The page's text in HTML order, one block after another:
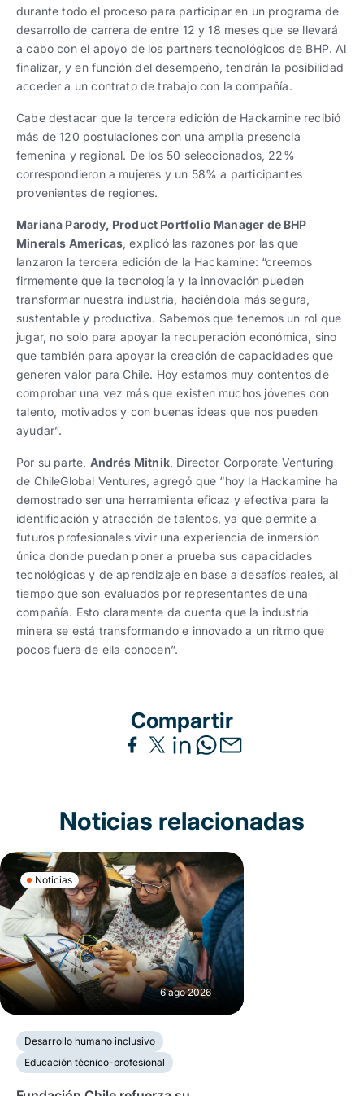
durante todo el proceso para participar en un programa de
desarrollo de carrera de entre 12 y 18 meses que se llevará
a cabo con el apoyo de los partners tecnológicos de BHP. Al
finalizar, y en función del desempeño, tendrán la posibilidad
acceder a un contrato de trabajo con la compañía.
Cabe destacar que la tercera edición de Hackamine recibió
más de 120 postulaciones con una amplia presencia
femenina y regional. De los 50 seleccionados, 22%
correspondieron a mujeres y un 58% a participantes
provenientes de regiones.
Mariana Parody, Product Portfolio Manager de BHP
Minerals Americas, explicó las razones por las que
lanzaron la tercera edición de la Hackamine: “creemos
firmemente que la tecnología y la innovación pueden
transformar nuestra industria, haciéndola más segura,
sustentable y productiva. Sabemos que tenemos un rol que
jugar, no solo para apoyar la recuperación económica, sino
que también para apoyar la creación de capacidades que
generen valor para Chile. Hoy estamos muy contentos de
comprobar una vez más que existen muchos jóvenes con
talento, motivados y con buenas ideas que nos pueden
ayudar”.
Por su parte, Andrés Mitnik, Director Corporate Venturing
de ChileGlobal Ventures, agregó que “hoy la Hackamine ha
demostrado ser una herramienta eficaz y efectiva para la
identificación y atracción de talentos, ya que permite a
futuros profesionales vivir una experiencia de inmersión
única donde puedan poner a prueba sus capacidades
tecnológicas y de aprendizaje en base a desafíos reales, al
tiempo que son evaluados por representantes de una
compañía. Esto claramente da cuenta que la industria
minera se está transformando e innovado a un ritmo que
pocos fuera de ella conocen”.
Compartir
Noticias relacionadas
Noticias
6 ago 2026
Desarrollo humano inclusivo
Educación técnico-profesional